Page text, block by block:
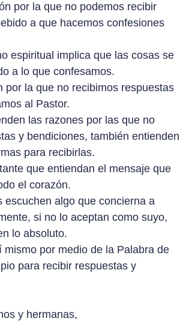
por la que no podemos recibir
a que hacemos confesiones
espiritual implica que las cosas se
a lo que confesamos.
por la que no recibimos respuestas
al Pastor.
las razones por las que no
y bendiciones, también entienden
para recibirlas.
que entiendan el mensaje que
el corazón.
escuchen algo que concierna a
si no lo aceptan como suyo,
lo absoluto.
mismo por medio de la Palabra de
para recibir respuestas y
y hermanas,